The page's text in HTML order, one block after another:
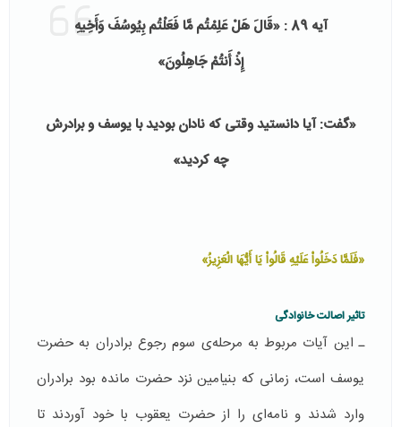
آیه 89 : «قَالَ هَلْ عَلِمْتُم مَّا فَعَلْتُم بِيُوسُفَ وَأَخِيهِ
إِذْ أَنتُمْ جَاهِلُونَ»
«گفت: آيا دانستيد وقتى كه نادان بوديد با يوسف و برادرش
چه كرديد»
«فَلَمَّا دَخَلُواْ عَلَيْهِ قَالُواْ يَا أَيُّهَا الْعَزِيزُ»
تاثیر اصالت خانوادگی
ـ این آیات مربوط به مرحله‌ی سوم رجوع برادران به حضرت
یوسف است، زمانی که بنیامین نزد حضرت مانده بود برادران
وارد شدند و نامه‌ای را از حضرت یعقوب با خود آوردند تا